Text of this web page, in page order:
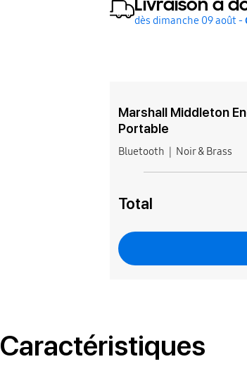
Livraison à
dès dimanche 09 août -
Marshall Middleton
Portable
Bluetooth Noir & Brass
Total
Caractéristiques